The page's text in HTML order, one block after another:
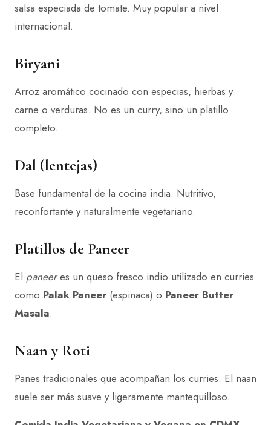
salsa especiada de tomate. Muy popular a nivel
internacional.
Biryani
Arroz aromático cocinado con especias, hierbas y
carne o verduras. No es un curry, sino un platillo
completo.
Dal (lentejas)
Base fundamental de la cocina india. Nutritivo,
reconfortante y naturalmente vegetariano.
Platillos de Paneer
El paneeres un queso fresco indio utilizado en curries
como Palak Paneer (espinaca) o Paneer Butter
Masala.
Naan y Roti
Panes tradicionales que acompañan los curries. El naan
suele ser más suave y ligeramente mantequilloso.